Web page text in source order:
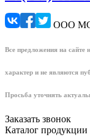
ООО
Все предложения на
характер и не являются
Просьба уточнять
Заказать звонок
Каталог продукции